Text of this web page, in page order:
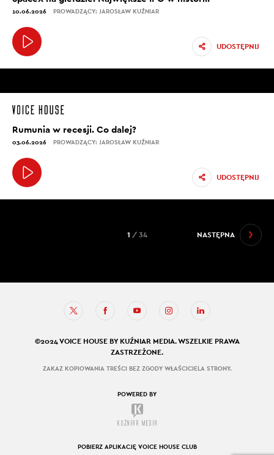
10.06.2026 PROWADZĄCY: JAROSŁAW KUŹNIAR
UDOSTĘPNIJ
Rumunia w recesji. Co dalej?
03.06.2026 PROWADZĄCY: JAROSŁAW KUŹNIAR
UDOSTĘPNIJ
NASTĘPNA
1 / 34
©2024 VOICE HOUSE BY KUŹNIAR MEDIA. WSZELKIE PRAWA
ZASTRZEŻONE.
ZAKAZ KOPIOWANIA TREŚCI BEZ ZGODY WŁAŚCICIELA STRONY.
POWERED BY
POBIERZ APLIKACJĘ VOICE HOUSE CLUB